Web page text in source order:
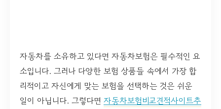
자동차를 소유하고 있다면 자동차보험은 필수적인 요
소입니다. 그러나 다양한 보험 상품들 속에서 가장 합
리적이고 자신에게 맞는 보험을 선택하는 것은 쉬운
일이 아닙니다. 그렇다면 자동차보험비교견적사이트추